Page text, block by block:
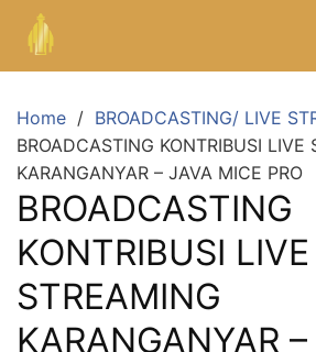
Home
BROADCASTING/ LIVE
BROADCASTING KONTRIBUSI LIVE
KARANGANYAR – JAVA MICE PRO
BROADCASTING
KONTRIBUSI LIVE
STREAMING
KARANGANYAR